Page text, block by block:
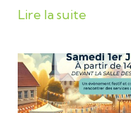
Lire la suite